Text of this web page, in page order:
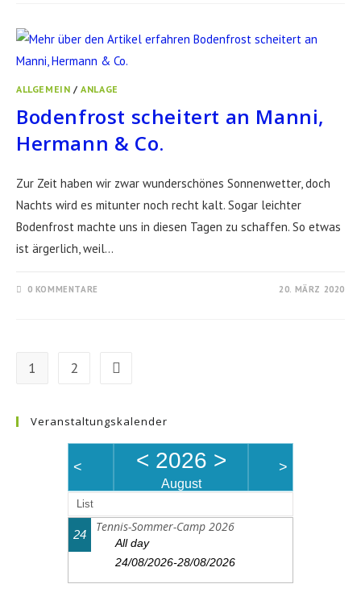
ALLGEMEIN /ANLAGE
Bodenfrost scheitert an Manni,
Hermann & Co.
Zur Zeit haben wir zwar wunderschönes Sonnenwetter, doch
Nachts wird es mitunter noch recht kalt. Sogar leichter
Bodenfrost machte uns in diesen Tagen zu schaffen. So etwas
ist ärgerlich, weil…
0 KOMMENTARE 20. MÄRZ 2020
1 2 Zur nächsten Seite
Veranstaltungskalender
< < 2026 >
August
>
List
24
Tennis-Sommer-Camp 2026
All day
24/08/2026-28/08/2026